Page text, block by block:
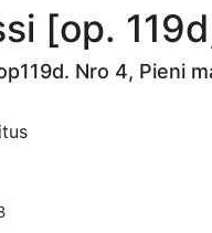
[op.
Nro 4, Pieni